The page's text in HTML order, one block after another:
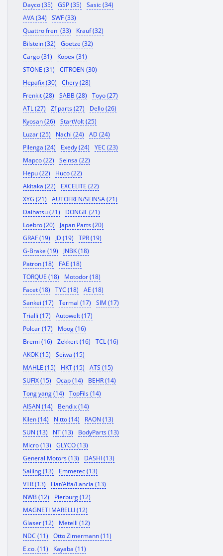
Dayco (35)
GSP (35)
Sasic (34)
AVA (34)
SWF (33)
Quattro freni (33)
Krauf (32)
Bilstein (32)
Goetze (32)
Cargo (31)
Корея (31)
STONE (31)
CITROEN (30)
Hepafix (30)
Chery (28)
Frenkit (28)
SABB (28)
Toyo (27)
ATL (27)
Zf parts (27)
Dello (26)
Kyosan (26)
StartVolt (25)
Luzar (25)
Nachi (24)
AD (24)
Pilenga (24)
Exedy (24)
YEC (23)
Mapco (22)
Seinsa (22)
Hepu (22)
Huco (22)
Akitaka (22)
EXCELITE (22)
XYG (21)
AUTOFREN/SEINSA (21)
Daihatsu (21)
DONGIL (21)
Loebro (20)
Japan Parts (20)
GRAF (19)
JD (19)
TPR (19)
G-Brake (19)
JNBK (18)
Patron (18)
FAE (18)
TORQUE (18)
Motodor (18)
Facet (18)
TYC (18)
AE (18)
Sankei (17)
Termal (17)
SIM (17)
Trialli (17)
Autowelt (17)
Polcar (17)
Moog (16)
Bremi (16)
Zekkert (16)
TCL (16)
AKOK (15)
Seiwa (15)
MAHLE (15)
HKT (15)
ATS (15)
SUFIX (15)
Ocap (14)
BEHR (14)
Tong yang (14)
TopFils (14)
AISAN (14)
Bendix (14)
Kilen (14)
Nitto (14)
RAON (13)
SUN (13)
NT (13)
BodyParts (13)
Micro (13)
GLYCO (13)
General Motors (13)
DASHI (13)
Sailing (13)
Emmetec (13)
VTR (13)
Fiat/Alfa/Lancia (13)
NWB (12)
Pierburg (12)
MAGNETI MARELLI (12)
Glaser (12)
Metelli (12)
NDC (11)
Otto Zimermann (11)
E.co. (11)
Kayaba (11)